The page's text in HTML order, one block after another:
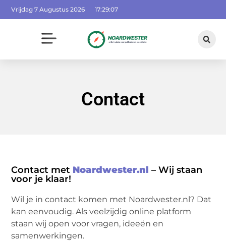
Vrijdag 7 Augustus 2026 17:29:07
Contact
Contact met Noardwester.nl – Wij staan
voor je klaar!
Wil je in contact komen met Noardwester.nl? Dat
kan eenvoudig. Als veelzijdig online platform
staan wij open voor vragen, ideeën en
samenwerkingen.